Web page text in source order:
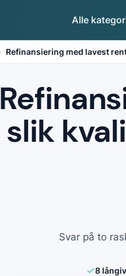
Alle
Refinansiering med lavest
slik
Svar på to
8